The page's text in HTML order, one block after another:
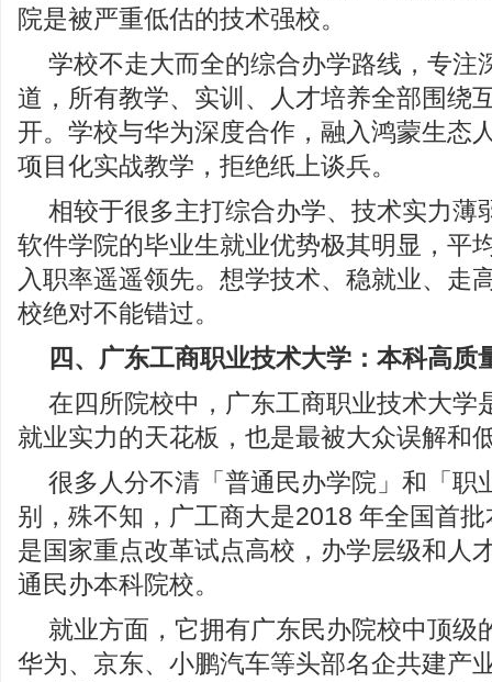
院是被严重低估的技术强校。
学校不走大而全的综合办学路线，专注
道，所有教学、实训、人才培养全部围绕
开。学校与华为深度合作，融入鸿蒙生态
项目化实战教学，拒绝纸上谈兵。
相较于很多主打综合办学、技术实力薄
软件学院的毕业生就业优势极其明显，平
入职率遥遥领先。想学技术、稳就业、走
校绝对不能错过。
四、广东工商职业技术大学： 本科高质
在四所院校中，广东工商职业技术大学
就业实力的天花板，也是最被大众误解和
很多人分不清「普通民办学院」和「职
别，殊不知，广工商大是2018 年全国首
是国家重点改革试点高校，办学层级和人
通民办本科院校。
就业方面，它拥有广东民办院校中顶级
华为、京东、小鹏汽车等头部名企共建产